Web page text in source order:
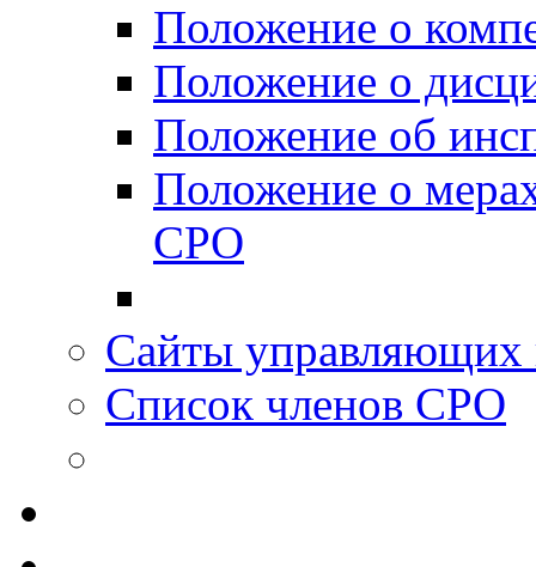
Положение о
Положение о
Положение об
Положение о
СРО
Сайты
Список членов СРО